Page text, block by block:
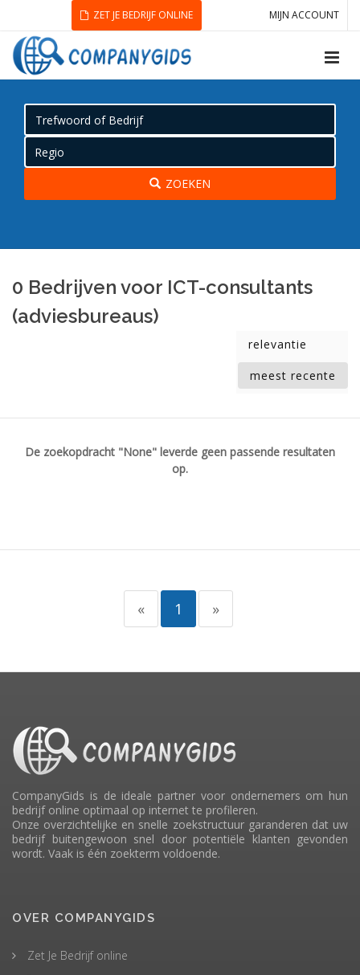
MIJN ACCOUNT
ZET JE BEDRIJF ONLINE
ZOEKEN
0 Bedrijven voor ICT-consultants
(adviesbureaus)
relevantie
meest recente
De zoekopdracht "None" leverde geen passende resultaten
op.
« 1 »
CompanyGids is de ideale partner voor ondernemers om hun
bedrijf online optimaal op internet te profileren.
Onze overzichtelijke en snelle zoekstructuur garanderen dat uw
bedrijf buitengewoon snel door potentiële klanten gevonden
wordt. Vaak is één zoekterm voldoende.
OVER COMPANYGIDS
Zet Je Bedrijf online